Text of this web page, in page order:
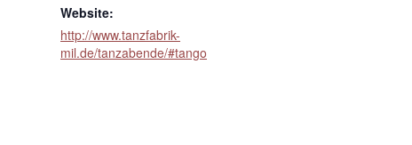
Website:
http://www.tanzfabrik-
mil.de/tanzabende/#tango